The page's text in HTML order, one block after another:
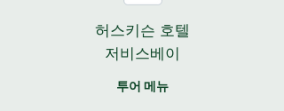
허스키슨 호텔
저비스베이
투어 메뉴